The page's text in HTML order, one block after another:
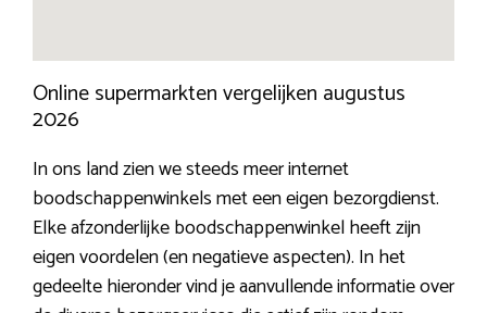
Online supermarkten vergelijken augustus
2026
In ons land zien we steeds meer internet
boodschappenwinkels met een eigen bezorgdienst.
Elke afzonderlijke boodschappenwinkel heeft zijn
eigen voordelen (en negatieve aspecten). In het
gedeelte hieronder vind je aanvullende informatie over